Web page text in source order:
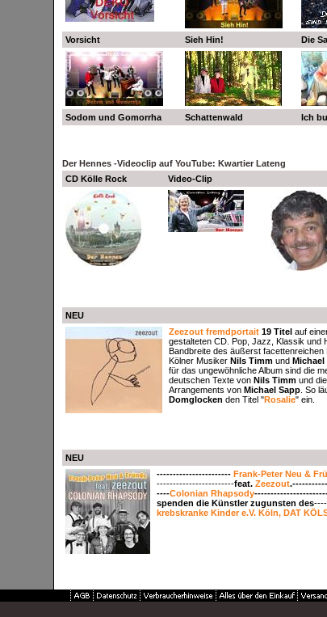
Vorsicht Sieh Hin! Die
Sodom und Gomorrha Schattenwald Ich
Der Hennes -Videoclip auf YouTube: Kwartier Lateng
CD Kölle Rock
Video-Clip
NEU
Zeezout fremdportait 19 Titel auf
gestalteten CD. Pop, Jazz, Klassik und
Bandbreite des äußerst
Kölner Musiker Nils Timm und Michael
für das ungewöhnliche Album sind die
deutschen Texte von Nils Timm und
Arrangements von Michael Sapp . So
Domglocken den Titel "Rosalie" ein.
NEU
----------------------- Frank-Peter Neu &
------------------------feat. Zeezout
----Colonian Rhapsody
spenden die Künstler zugunsten des
krebskranke Kinder e.V. Köln, DAT